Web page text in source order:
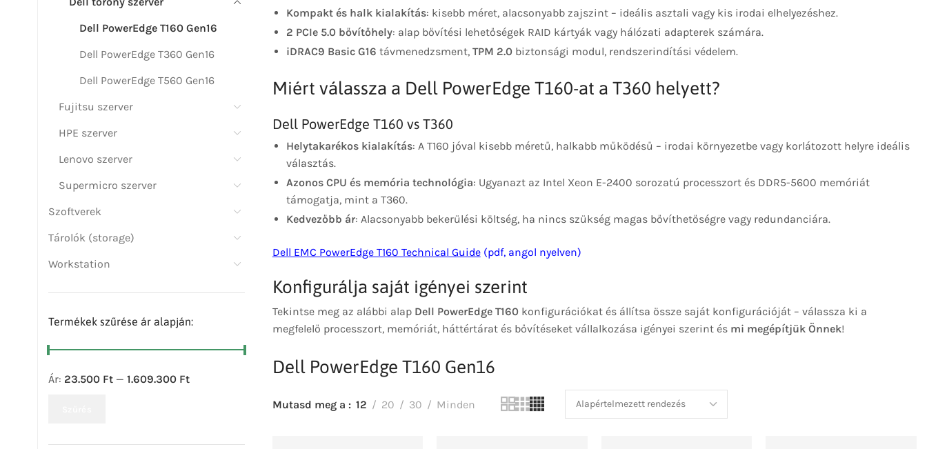
Dell PowerEdge T160 Gen16
Dell PowerEdge T360 Gen16
Dell PowerEdge T560 Gen16
Fujitsu szerver
HPE szerver
Lenovo szerver
Supermicro szerver
Szoftverek
Tárolók (storage)
Workstation
Termékek szűrése ár alapján:
Ár: 23.500 Ft — 1.609.300 Ft
Kompakt és halk kialakítás: kisebb méret, alacsonyabb zajszint – ideális asztali vagy kis irodai elhelyezéshez.
2 PCIe 5.0 bővítőhely: alap bővítési lehetőségek RAID kártyák vagy hálózati adapterek számára.
iDRAC9 Basic G16 távmenedzsment, TPM 2.0biztonsági modul, rendszerindítási védelem.
Miért válassza a Dell PowerEdge T160-at a T360 helyett?
Dell PowerEdge T160 vs T360
Helytakarékos kialakítás: A T160 jóval kisebb méretű, halkabb működésű – irodai környezetbe vagy korlátozott helyre ideális
választás.
Azonos CPU és memória technológia: Ugyanazt az Intel Xeon E-2400 sorozatú processzort és DDR5-5600 memóriát
támogatja, mint a T360.
Kedvezőbb ár: Alacsonyabb bekerülési költség, ha nincs szükség magas bővíthetőségre vagy redundanciára.
Dell EMC PowerEdge T160 Technical Guide(pdf, angol nyelven)
Konfigurálja saját igényei szerint
Tekintse meg az alábbi alap Dell PowerEdge T160konfigurációkat és állítsa össze saját konfigurációját – válassza ki a
megfelelő processzort, memóriát, háttértárat és bővítéseket vállalkozása igényei szerint és mi megépítjük Önnek!
Dell PowerEdge T160 Gen16
Mutasd meg a 12 20 30 Minden